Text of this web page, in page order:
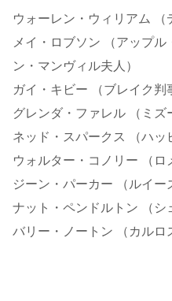
ウォーレン・ウィリアム （
メイ・ロブソン （アップ
ン・マンヴィル夫人）
ガイ・キビー （ブレイク判
グレンダ・ファレル （ミズ
ネッド・スパークス （ハッ
ウォルター・コノリー （ロ
ジーン・パーカー （ルイー
ナット・ペンドルトン （シ
バリー・ノートン （カルロ